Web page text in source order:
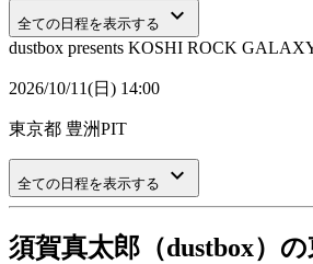
全ての日程を表示する keyboard_arrow_down
dustbox presents KOSHI ROCK
2026/10/11(日) 14:00
東京都 豊洲PIT
全ての日程を表示する keyboard_arrow_down
須賀真太郎（dustbox）